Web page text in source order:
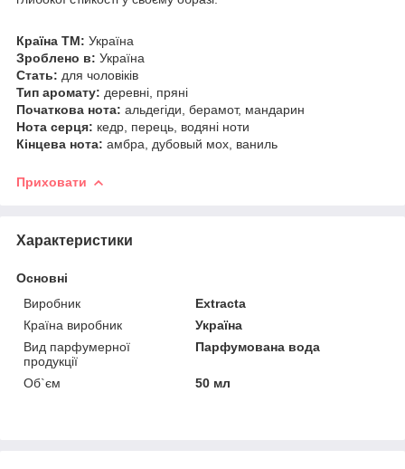
Країна ТМ: Україна
Зроблено в: Україна
Стать: для чоловіків
Тип аромату: деревні, пряні
Початкова нота: альдегіди, берамот, мандарин
Нота серця: кедр, перець, водяні ноти
Кінцева нота: амбра, дубовый мох, ваниль
Приховати
Характеристики
Основні
Виробник
Extracta
Країна виробник
Україна
Вид парфумерної
продукції
Парфумована вода
Об`єм 50 мл